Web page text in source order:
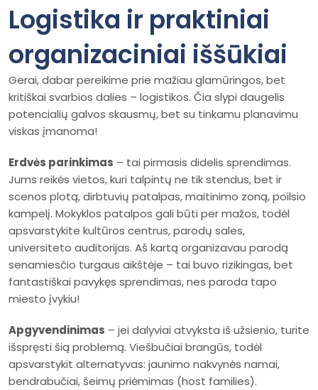
Logistika ir praktiniai
organizaciniai iššūkiai
Gerai, dabar pereikime prie mažiau glamūringos, bet
kritiškai svarbios dalies – logistikos. Čia slypi daugelis
potencialių galvos skausmų, bet su tinkamu planavimu
viskas įmanoma!
Erdvės parinkimas – tai pirmasis didelis sprendimas.
Jums reikės vietos, kuri talpintų ne tik stendus, bet ir
scenos plotą, dirbtuvių patalpas, maitinimo zoną, poilsio
kampelį. Mokyklos patalpos gali būti per mažos, todėl
apsvarstykite kultūros centrus, parodų sales,
universiteto auditorijas. Aš kartą organizavau parodą
senamiesčio turgaus aikštėje – tai buvo rizikingas, bet
fantastiškai pavykęs sprendimas, nes paroda tapo
miesto įvykiu!
Apgyvendinimas – jei dalyviai atvyksta iš užsienio, turite
išspręsti šią problemą. Viešbučiai brangūs, todėl
apsvarstykit alternatyvas: jaunimo nakvynės namai,
bendrabučiai, šeimų priėmimas (host families).